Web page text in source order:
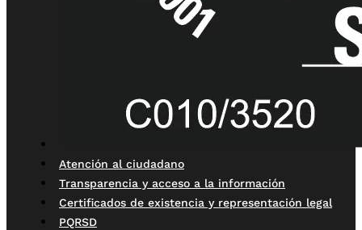
Atención al ciudadano
Transparencia y acceso a la información
Certificados de existencia y representación legal
PQRSD